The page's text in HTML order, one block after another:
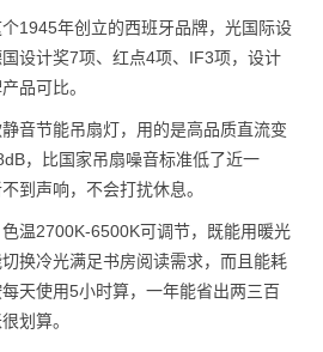
1945年创立的西班牙品牌，光国际设
设计奖7项、红点4项、IF3项，设计
品可比。
音节能吊扇灯，用的是高品质直流变
，比国家吊扇噪音标准低了近一
到声响，不会打扰休息。
温2700K-6500K可调节，既能用暖光
换冷光满足书房阅读需求，而且能耗
天使用5小时算，一年能省出两三百
划算。